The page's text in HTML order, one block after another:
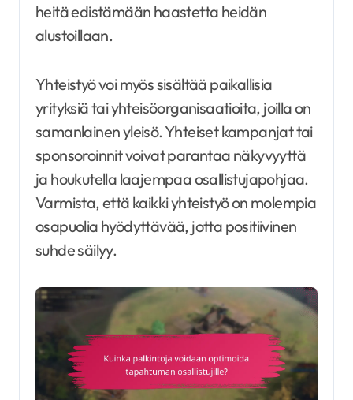
heitä edistämään haastetta heidän
alustoillaan.
Yhteistyö voi myös sisältää paikallisia
yrityksiä tai yhteisöorganisaatioita, joilla on
samanlainen yleisö. Yhteiset kampanjat tai
sponsoroinnit voivat parantaa näkyvyyttä
ja houkutella laajempaa osallistujapohjaa.
Varmista, että kaikki yhteistyö on molempia
osapuolia hyödyttävää, jotta positiivinen
suhde säilyy.